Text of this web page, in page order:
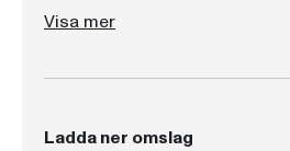
Visa mer
Ladda ner omslag